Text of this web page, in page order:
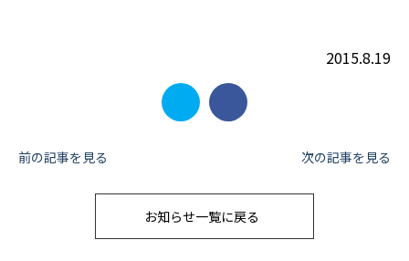
2015.8.19
投
前の記事を見る 次の記事を見る
お知らせ一覧に戻る